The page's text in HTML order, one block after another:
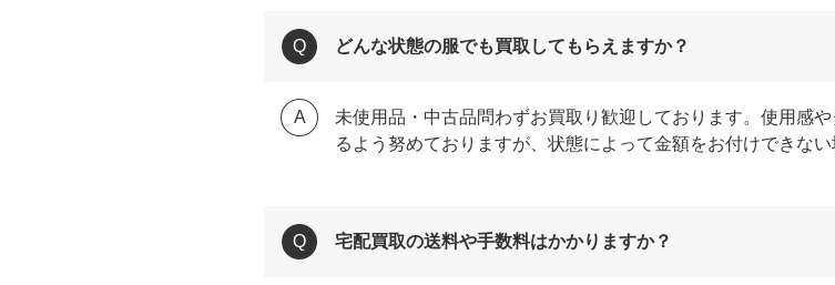
どんな状態の服でも買取してもらえますか？
未使用品・中古品問わずお買取り歓迎しております。使用感
るよう努めておりますが、状態によって金額をお付けできない
宅配買取の送料や手数料はかかりますか？